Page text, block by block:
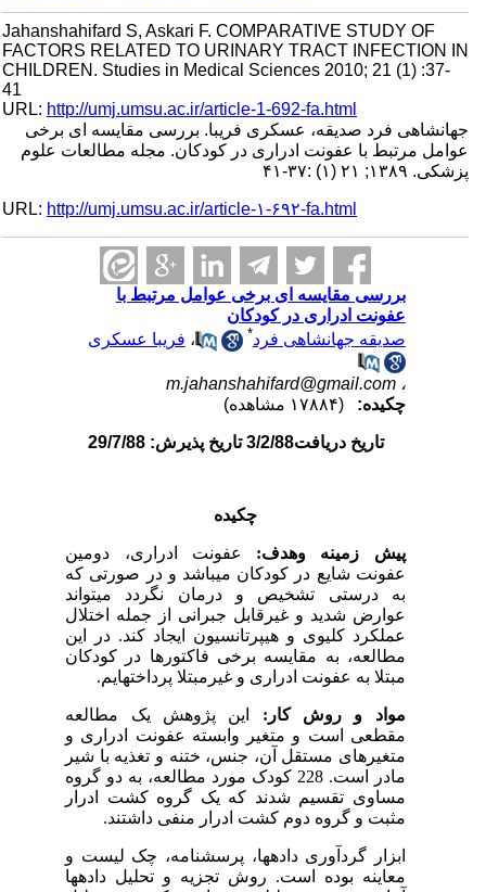
Jahanshahifard S, Askari F. COMPARATIVE STUDY OF
FACTORS RELATED TO URINARY TRACT INFECTION IN
CHILDREN. Studies in Medical Sciences 2010; 21 (1) :37-
41
URL:http://umj.umsu.ac.ir/article-1-692-fa.html
جهانشاهی فرد صدیقه، عسکری فریبا. بررسی مقایسه ای برخی
عوامل مرتبط با عفونت ادراری در کودکان. مجله مطالعات علوم
پزشکی. ۱۳۸۹; ۲۱ (۱) :۳۷-۴۱
URL:http://umj.umsu.ac.ir/article-۱-۶۹۲-fa.html
بررسی مقایسه ای برخی عوامل مرتبط با
عفونت ادراری در کودکان
صدیقه جهانشاهی فرد
،فریبا عسکری
m.jahanshahifard@gmail.com
چکیده:
تاریخ دریافت3/2/88 تاریخ پذیرش: 29/7/88
چکیده
پیش زمینه وهدف:عفونت ادراری، دومین
عفونت شایع در کودکان می­باشد و در صورتی که
به درستی تشخیص و درمان نگردد می­تواند
عوارض شدید و غیرقابل جبرانی از جمله اختلال
عملکرد کلیوی و هیپرتانسیون ایجاد کند. در این
مطالعه، به مقایسه برخی فاکتورها در کودکان
مبتلا به عفونت ادراری و غیرمبتلا پرداخته­ایم.
مواد و روش کار:این پژوهش یک مطالعه
مقطعی است و متغیر وابسته عفونت ادراری و
متغیرهای مستقل آن، جنس، ختنه و تغذیه با شیر
مادر است. 228 کودک مورد مطالعه، به دو گروه
مساوی تقسیم شدند که یک گروه کشت ادرار
مثبت و گروه دوم کشت ادرار منفی داشتند.
ابزار گردآوری داده­ها، پرسش­نامه، چک لیست و
معاینه بوده است. روش تجزیه و تحلیل داده­ها